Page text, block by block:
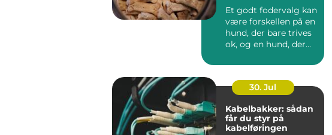
Et godt fodervalg kan
være forskellen på en
hund, der bare trives
ok, og en hund, der
30. Jul
Kabelbakker: sådan
får du styr på
kabelføringen